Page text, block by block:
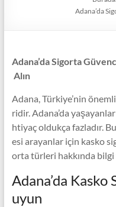
İyi
Fiyatlar,
Adana’da
Adana’da Sigorta
Alın
Adana, Türkiye’nin
ridir. Adana’da
htiyaç oldukça fazladır.
esi arayanlar için kasko
orta türleri hakkında bilgi
Adana’da Kasko
uyun